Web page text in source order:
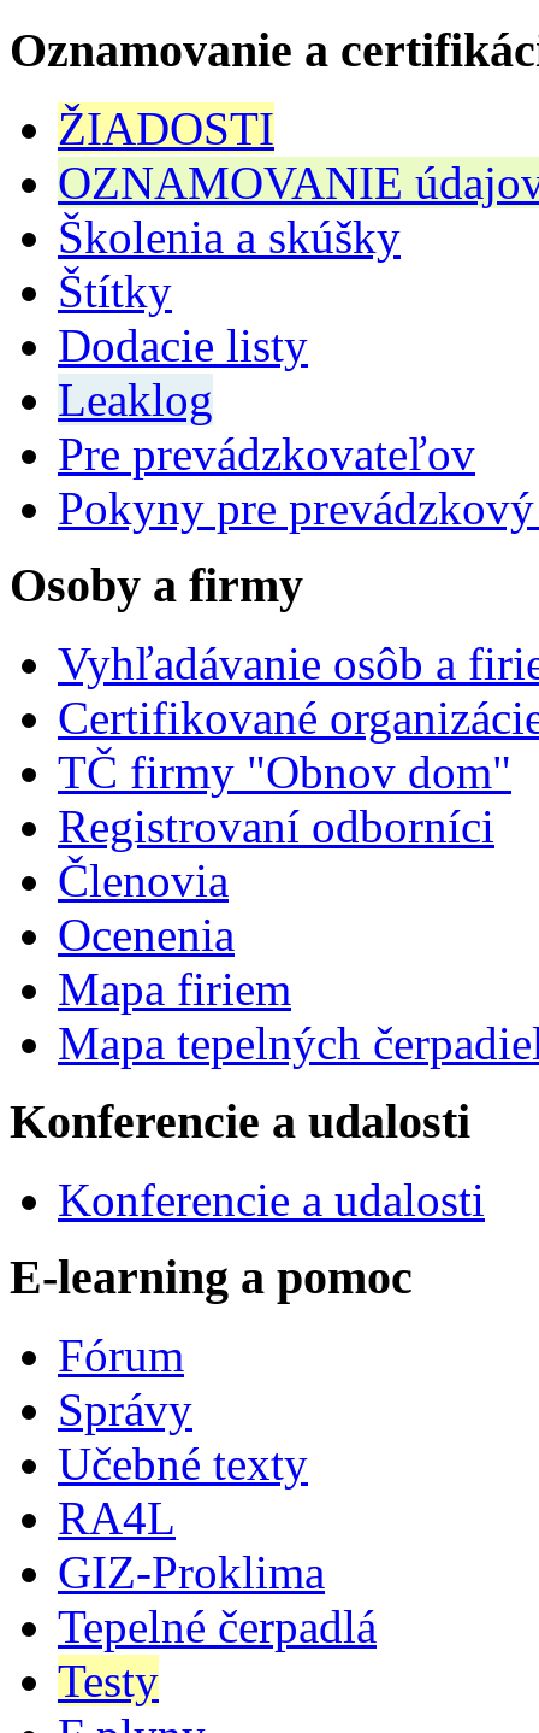
Oznamovanie a
ŽIADOSTI
OZNAMOVANIE
Školenia a skúšky
Štítky
Dodacie listy
Leaklog
Pre prevádzkovateľov
Pokyny pre
Osoby a firmy
Vyhľadávanie osôb a
Certifikované
TČ firmy "Obnov dom"
Registrovaní odborníci
Členovia
Ocenenia
Mapa firiem
Mapa tepelných
Konferencie a udalosti
Konferencie a udalosti
E-learning a pomoc
Fórum
Správy
Učebné texty
RA4L
GIZ-Proklima
Tepelné čerpadlá
Testy